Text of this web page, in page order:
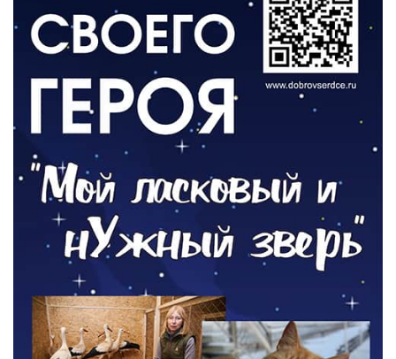
ВЛАСТЬ
Новый учебный год и готовность к
отопительному сезону
06.08.2026
РАЗЪЯСНЯЕМ
Где хранить велосипед?
06.08.2026